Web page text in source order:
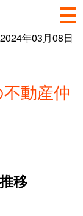
2024年03月08日
動産仲
移